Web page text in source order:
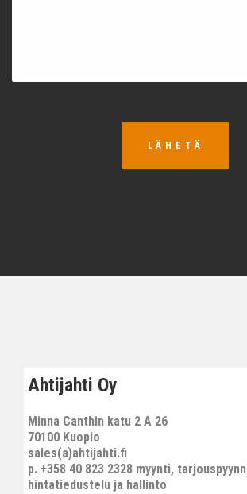
LÄHETÄ
Ahtijahti Oy
Minna Canthin katu 2 A 26
70100 Kuopio
sales(a)ahtijahti.fi
p. +358 40 823 2328 myynti,
hintatiedustelu ja hallinto